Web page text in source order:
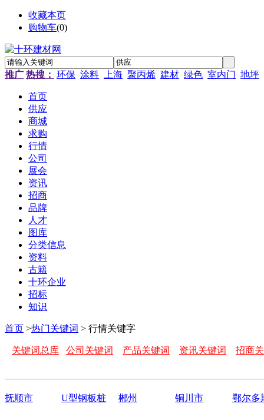
收藏本页
购物车(0)
推广 热搜： 环保 涂料 上海 聚丙烯 建材 绿色 室内门 地坪
首页
供应
商城
求购
行情
公司
展会
资讯
招商
品牌
人才
图库
分类信息
资料
古籍
十环企业
招标
知识
首页 >热门关键词 > 行情关键字
关键词总库 公司关键词 产品关键词 资讯关键词 招商
抚顺市 U型钢板桩 郴州 铜川市 鄂尔多